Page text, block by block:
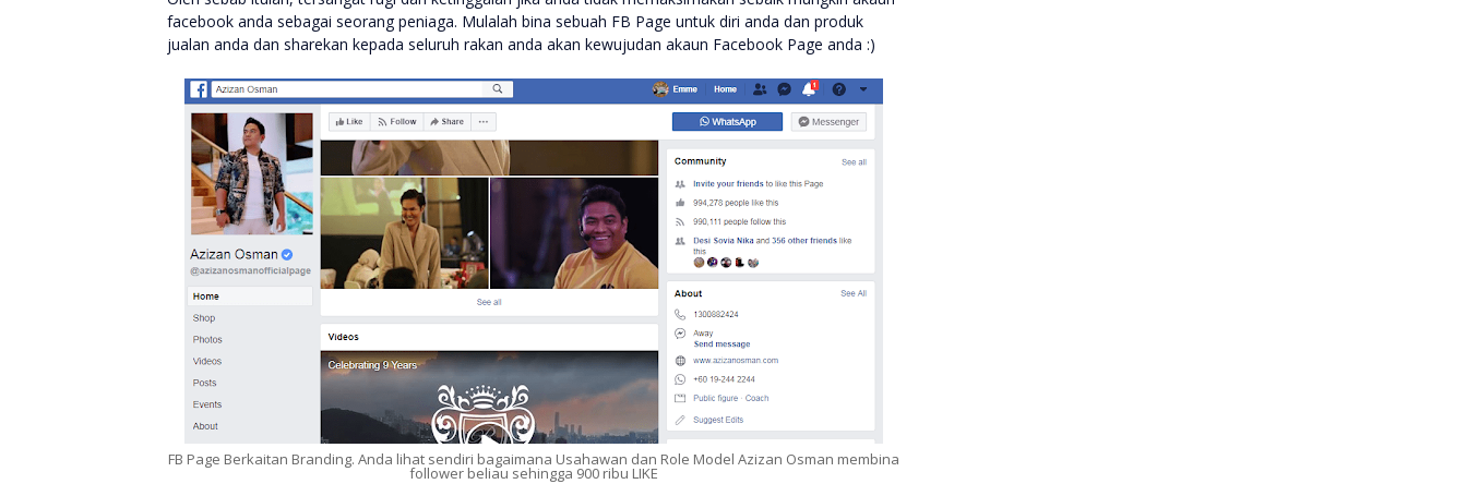
facebook anda sebagai seorang peniaga. Mulalah bina sebuah FB Page untuk diri anda dan produk
jualan anda dan sharekan kepada seluruh rakan anda akan kewujudan akaun Facebook Page anda :)
FB Page Berkaitan Branding. Anda lihat sendiri bagaimana Usahawan dan Role Model Azizan Osman membina
follower beliau sehingga 900 ribu LIKE